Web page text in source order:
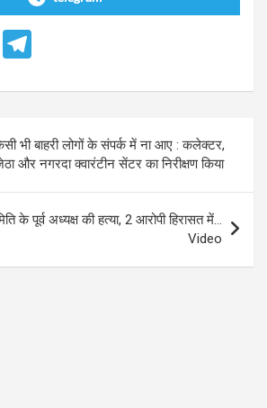
W
e
gr
a
m
भी बाहरी लोगों के संपर्क में ना आए : कलेक्टर,
और नगरदा क्वारंटीन सेंटर का निरीक्षण किया
के पूर्व अध्यक्ष की हत्या, 2 आरोपी हिरासत में…
Video